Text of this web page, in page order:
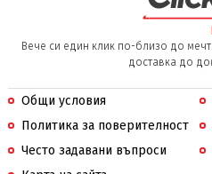
Вече си един клик по-близо до
доставка до
Общи условия
Политика за поверителност
Често задавани въпроси